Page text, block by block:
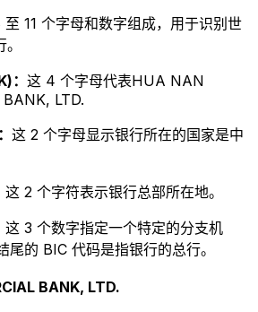
11 个字母和数字组成，用于识别世
： 这 4 个字母代表HUA NAN
LTD.
这 2 个字母显示银行所在的国家是中
这 2 个字符表示银行总部所在地。
这 3 个数字指定一个特定的分支机
的 BIC 代码是指银行的总行。
BANK, LTD.